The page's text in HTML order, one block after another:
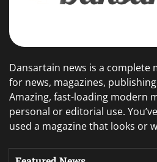
Dansartain news is a complete
for news, magazines,
Amazing, fast-loading modern
personal or editorial use.
used a magazine that looks or